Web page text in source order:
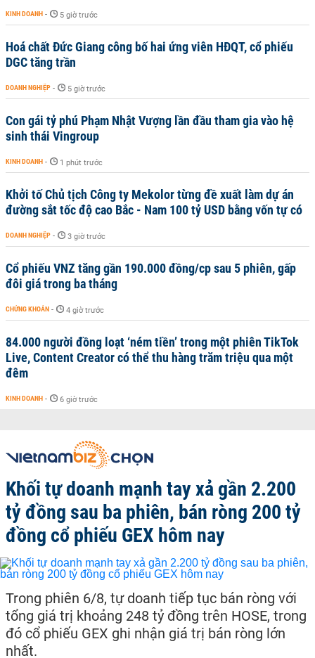
KINH DOANH - 5 giờ trước
Hoá chất Đức Giang công bố hai ứng viên HĐQT, cổ phiếu
DGC tăng trần
DOANH NGHIỆP - 5 giờ trước
Con gái tỷ phú Phạm Nhật Vượng lần đầu tham gia vào hệ
sinh thái Vingroup
KINH DOANH - 1 phút trước
Khởi tố Chủ tịch Công ty Mekolor từng đề xuất làm dự án
đường sắt tốc độ cao Bắc - Nam 100 tỷ USD bằng vốn tự có
DOANH NGHIỆP - 3 giờ trước
Cổ phiếu VNZ tăng gần 190.000 đồng/cp sau 5 phiên, gấp
đôi giá trong ba tháng
CHỨNG KHOÁN - 4 giờ trước
84.000 người đồng loạt ‘ném tiền’ trong một phiên TikTok
Live, Content Creator có thể thu hàng trăm triệu qua một
đêm
KINH DOANH - 6 giờ trước
Khối tự doanh mạnh tay xả gần 2.200
tỷ đồng sau ba phiên, bán ròng 200 tỷ
đồng cổ phiếu GEX hôm nay
Trong phiên 6/8, tự doanh tiếp tục bán ròng với
tổng giá trị khoảng 248 tỷ đồng trên HOSE, trong
đó cổ phiếu GEX ghi nhận giá trị bán ròng lớn
nhất.